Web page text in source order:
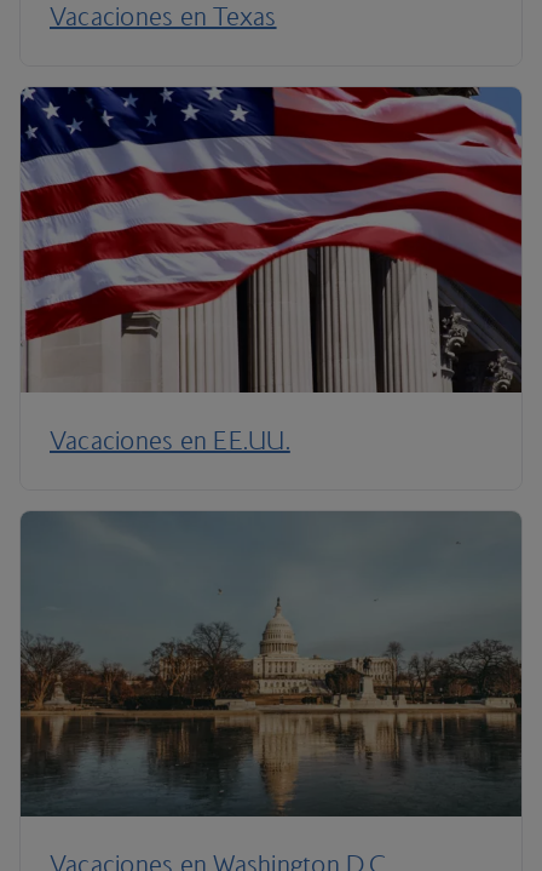
Vacaciones en Texas
Vacaciones en EE.UU.
Vacaciones en Washington D.C.